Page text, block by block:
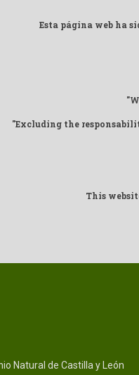
Esta página web ha
"Excluding the
This
Natural de Castilla y León